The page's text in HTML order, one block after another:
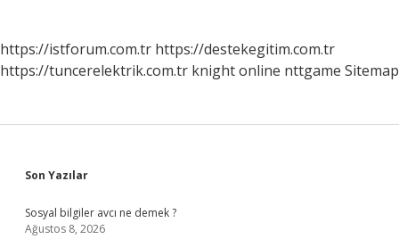
https://istforum.com.tr https://destekegitim.com.tr
https://tuncerelektrik.com.tr knight online nttgame Sitemap
Sidebar
Son Yazılar
Sosyal bilgiler avcı ne demek ?
Ağustos 8, 2026